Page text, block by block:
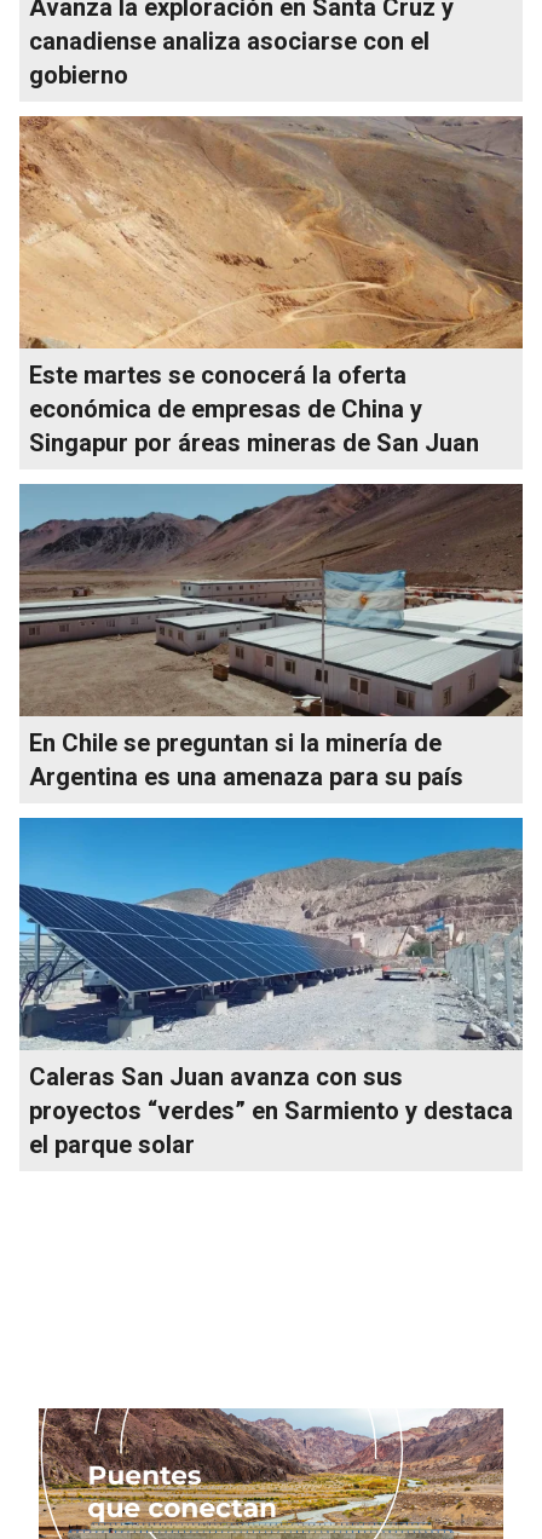
Avanza la exploración en Santa Cruz y
canadiense analiza asociarse con el
gobierno
Este martes se conocerá la oferta
económica de empresas de China y
Singapur por áreas mineras de San Juan
En Chile se preguntan si la minería de
Argentina es una amenaza para su país
Caleras San Juan avanza con sus
proyectos “verdes” en Sarmiento y destaca
el parque solar